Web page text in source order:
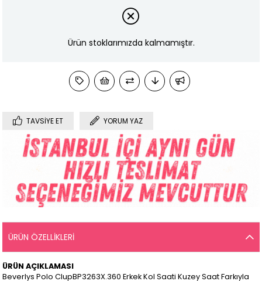
Ürün stoklarımızda kalmamıştır.
TAVSIYE ET YORUM YAZ
ÜRÜN ÖZELLIKLERI
ÜRÜN AÇIKLAMASI
Beverlys Polo ClupBP3263X.360 Erkek Kol Saati Kuzey Saat Farkıyla